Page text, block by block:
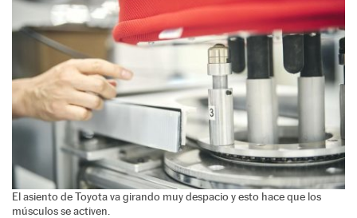
El asiento de Toyota va girando muy despacio y esto hace que los
músculos se activen.